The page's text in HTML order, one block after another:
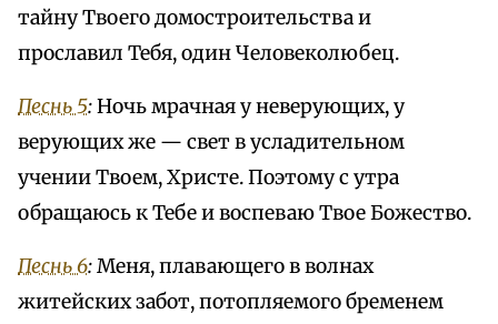
тайну Твоего домостроительства и
прославил Тебя, один Человеколюбец.
Песнь 5:Ночь мрачная у неверующих, у
верующих же — свет в усладительном
учении Твоем, Христе. Поэтому с утра
обращаюсь к Тебе и воспеваю Твое Божество.
Песнь 6:Меня, плавающего в волнах
житейских забот, потопляемого бременем